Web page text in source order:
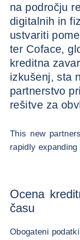
na področju
digitalnih in
ustvariti
ter Coface,
kreditna
izkušenj, sta
partnerstvo
rešitve za
This new
rapidly
Ocena
času
Obogateni